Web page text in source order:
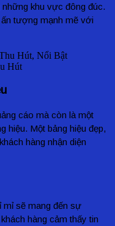
khu vực đông đúc.
tượng mạnh mẽ với
Hút
cáo mà còn là một
hiệu. Một bảng hiệu đẹp,
hàng nhận diện
mỉ sẽ mang đến sự
hàng cảm thấy tin